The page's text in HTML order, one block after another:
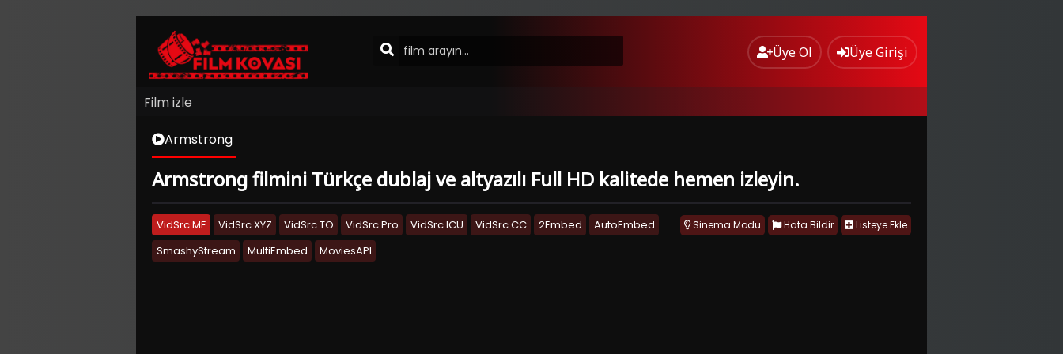
Üye Ol Üye Girişi
Film izle
Armstrong
Armstrong filmini Türkçe dublaj ve altyazılı Full HD kalitede hemen izleyin.
VidSrc ME VidSrc XYZ VidSrc TO VidSrc Pro VidSrc ICU VidSrc CC 2Embed
AutoEmbed
SmashyStream
MultiEmbed MoviesAPI
Listeye Ekle
Hata Bildir
Sinema Modu